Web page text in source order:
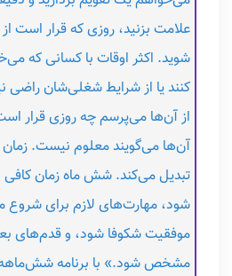
علامت بزنید، روزی که قرار است
شوید. اکثر اوقات با کسانی که
کنند یا از شرایط شغلی‌شان
از آن‌ها می‌پرسم چه روزی قرار
آن‌ها می‌گویند معلوم نیست.
تبدیل می‌کند. شش ماه زمان کافی
شود، مهارت‌های لازم برای شروع
موفقیت شکوفا شود، و قدم‌های
مشخص شود.» با برنامه شش‌ماهه